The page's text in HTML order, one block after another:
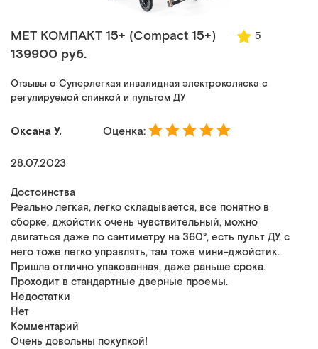
MET КОМПАКТ 15+ (Compact 15+) 5
139900 руб.
Отзывы о Суперлегкая инвалидная электроколяска с
регулируемой спинкой и пультом ДУ
Оксана У. Оценка:
28.07.2023
Достоинства
Реально легкая, легко складывается, все понятно в
сборке, джойстик очень чувствительный, можно
двигаться даже по сантиметру на 360°, есть пульт ДУ, с
него тоже легко управлять, там тоже мини-джойстик.
Пришла отлично упакованная, даже раньше срока.
Проходит в стандартные дверные проемы.
Недостатки
Нет
Комментарий
Очень довольны покупкой!